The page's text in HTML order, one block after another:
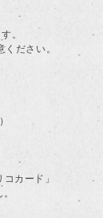
。
ださい。
カード」